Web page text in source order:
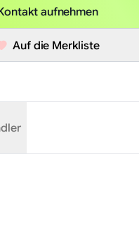
aufnehmen
Auf die Merkliste